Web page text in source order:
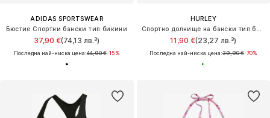
ADIDAS SPORTSWEAR
Бюстие Спортни бански тип бикини
37,90 €(74,13 лв.³)
Последна най-ниска цена:44,90 €-15%
HURLEY
11,90 €(23,27 лв.³)
Последна най-ниска цена:39,90 €-70%